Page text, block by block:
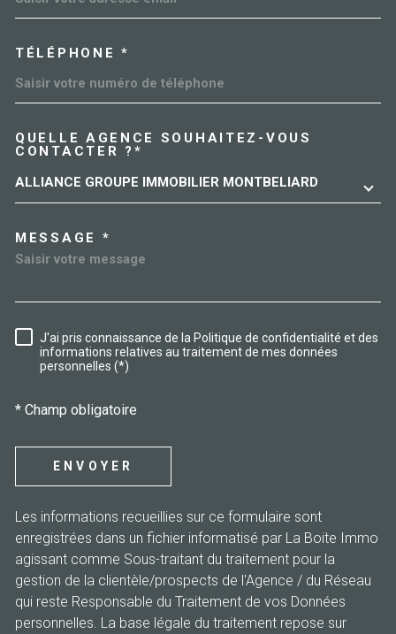
TÉLÉPHONE *
QUELLE AGENCE SOUHAITEZ-VOUS
CONTACTER ?*
ALLIANCE GROUPE IMMOBILIER MONTBELIARD
MESSAGE *
RÈGLEMENTATION
J'ai pris connaissance de la Politique de confidentialité et des
informations relatives au traitement de mes données
personnelles (*)
* Champ obligatoire
ENVOYER
Les informations recueillies sur ce formulaire sont
enregistrées dans un fichier informatisé par La Boite Immo
agissant comme Sous-traitant du traitement pour la
gestion de la clientèle/prospects de l'Agence / du Réseau
qui reste Responsable du Traitement de vos Données
personnelles. La base légale du traitement repose sur